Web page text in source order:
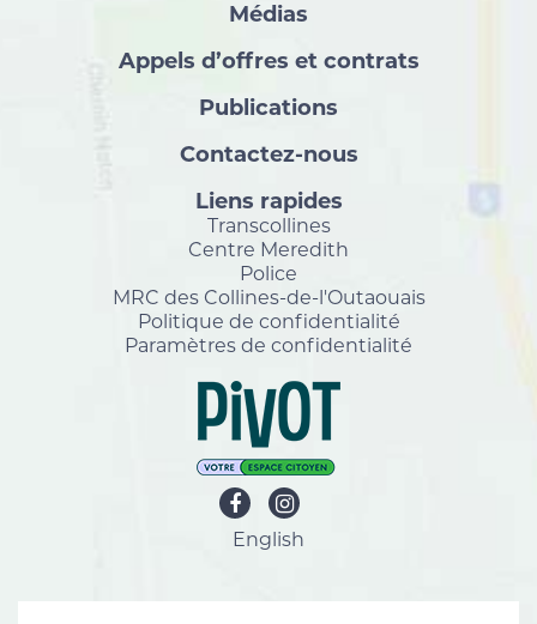
Médias
Appels d’offres et contrats
Publications
Contactez-nous
Liens rapides
Transcollines
Centre Meredith
Police
MRC des Collines-de-l'Outaouais
Politique de confidentialité
Paramètres de confidentialité
English